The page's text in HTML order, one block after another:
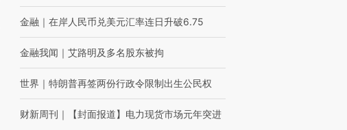
金融 ｜ 在岸人民币兑美元汇率连日升破6.75
金融我闻 ｜ 艾路明及多名股东被拘
世界 ｜ 特朗普再签两份行政令限制出生公民权
财新周刊 ｜ 【封面报道】电力现货市场元年突进